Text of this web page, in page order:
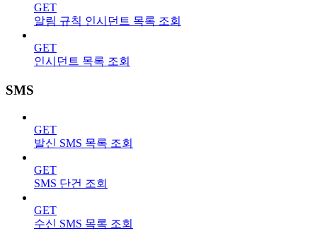
GET
알림 규칙 인시던트 목록 조회
GET
인시던트 목록 조회
SMS
GET
발신 SMS 목록 조회
GET
SMS 단건 조회
GET
수신 SMS 목록 조회